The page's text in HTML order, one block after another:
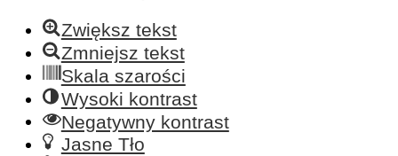
Zwiększ tekst
Zmniejsz tekst
Skala szarości
Wysoki kontrast
Negatywny kontrast
Jasne Tło